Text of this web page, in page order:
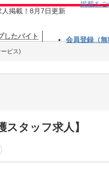
人掲載！8月7日更新
掲載を
したバイト 会員登録（無
ビス)
タッフ求人】